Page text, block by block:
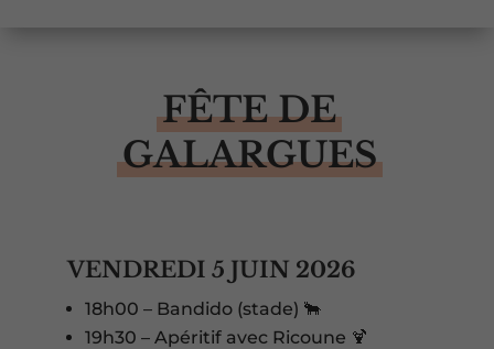
FÊTE DE
GALARGUES
VENDREDI 5 JUIN 2026
18h00 – Bandido (stade) 🐂
19h30 – Apéritif avec Ricoune 🍹